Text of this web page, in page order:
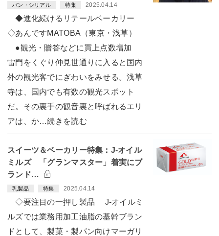
パン・シリアル 特集 2025.04.14
◆進化続けるリテールベーカリー
◇あんですMATOBA（東京・浅草）
●観光・贈答などに買上点数増加
雷門をくぐり仲見世通りに入ると国内
外の観光客でにぎわいをみせる。浅草
寺は、国内でも有数の観光スポット
だ。その裏手の観音裏と呼ばれるエリ
アは、か…続きを読む
スイーツ＆ベーカリー特集：J-オイル
ミルズ 「グランマスター」着実にブ
ランド…
乳製品 特集 2025.04.14
◇要注目の一押し製品 J-オイルミ
ルズでは業務用加工油脂の基幹ブラン
ドとして、製菓・製パン向けマーガリ